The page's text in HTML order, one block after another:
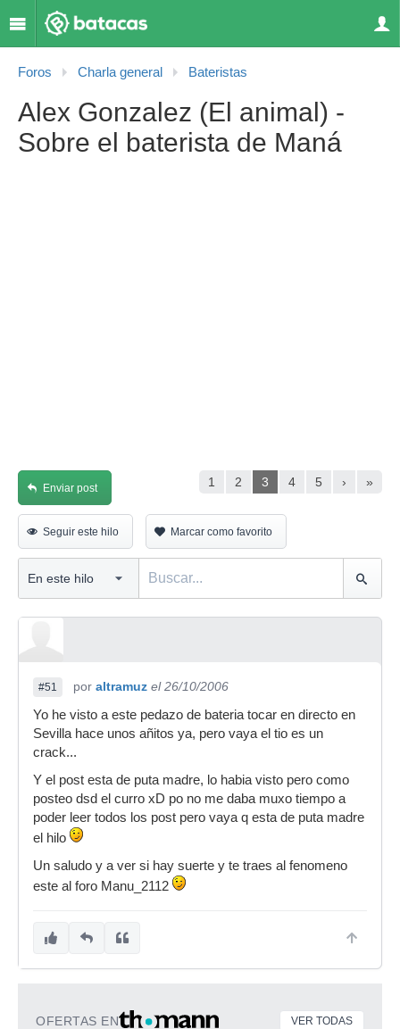
Foros Charla general Bateristas
Alex Gonzalez (El animal) -
Sobre el baterista de Maná
1 2 3 4 5 › »
Enviar post
Seguir este hilo Marcar como favorito
#51 por altramuz el 26/10/2006
Yo he visto a este pedazo de bateria tocar en directo en
Sevilla hace unos añitos ya, pero vaya el tio es un
crack...
Y el post esta de puta madre, lo habia visto pero como
posteo dsd el curro xD po no me daba muxo tiempo a
poder leer todos los post pero vaya q esta de puta madre
el hilo
Un saludo y a ver si hay suerte y te traes al fenomeno
este al foro Manu_2112
OFERTAS EN VER TODAS